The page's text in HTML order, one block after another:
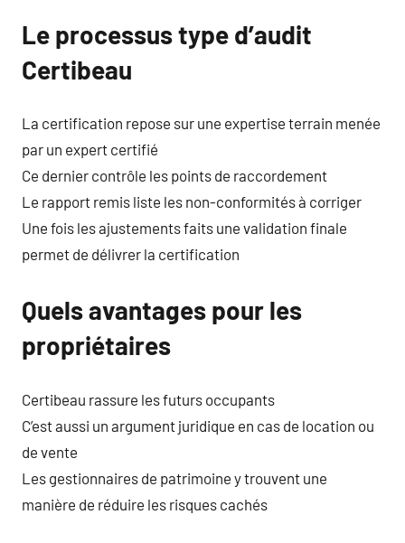
Le processus type d’audit
Certibeau
La certification repose sur une expertise terrain menée
par un expert certifié
Ce dernier contrôle les points de raccordement
Le rapport remis liste les non-conformités à corriger
Une fois les ajustements faits une validation finale
permet de délivrer la certification
Quels avantages pour les
propriétaires
Certibeau rassure les futurs occupants
C’est aussi un argument juridique en cas de location ou
de vente
Les gestionnaires de patrimoine y trouvent une
manière de réduire les risques cachés